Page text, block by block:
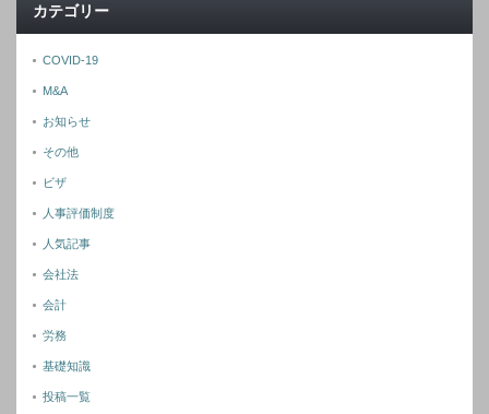
カテゴリー
COVID-19
M&A
お知らせ
その他
ビザ
人事評価制度
人気記事
会社法
会計
労務
基礎知識
投稿一覧